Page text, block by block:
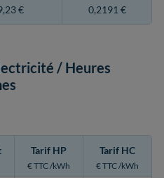
€ 0,2191 €
/ Heures
Tarif HP
€ TTC /kWh
Tarif HC
€ TTC /kWh